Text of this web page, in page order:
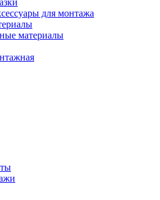
для монтажа
материалы